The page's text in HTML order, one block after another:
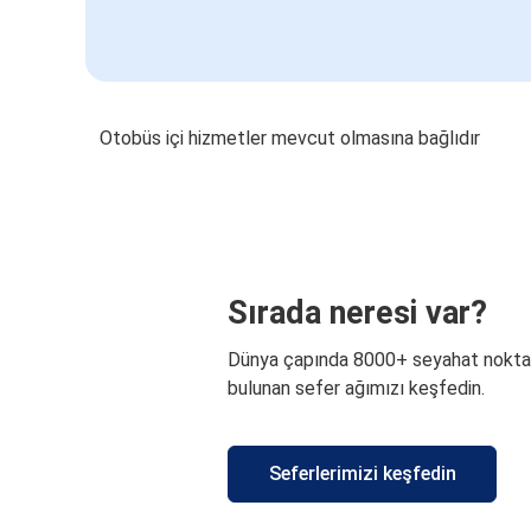
Otobüs içi hizmetler mevcut olmasına bağlıdır
Sırada neresi var?
Dünya çapında 8000+ seyahat
bulunan sefer ağımızı keşfedin.
Seferlerimizi keşfedin